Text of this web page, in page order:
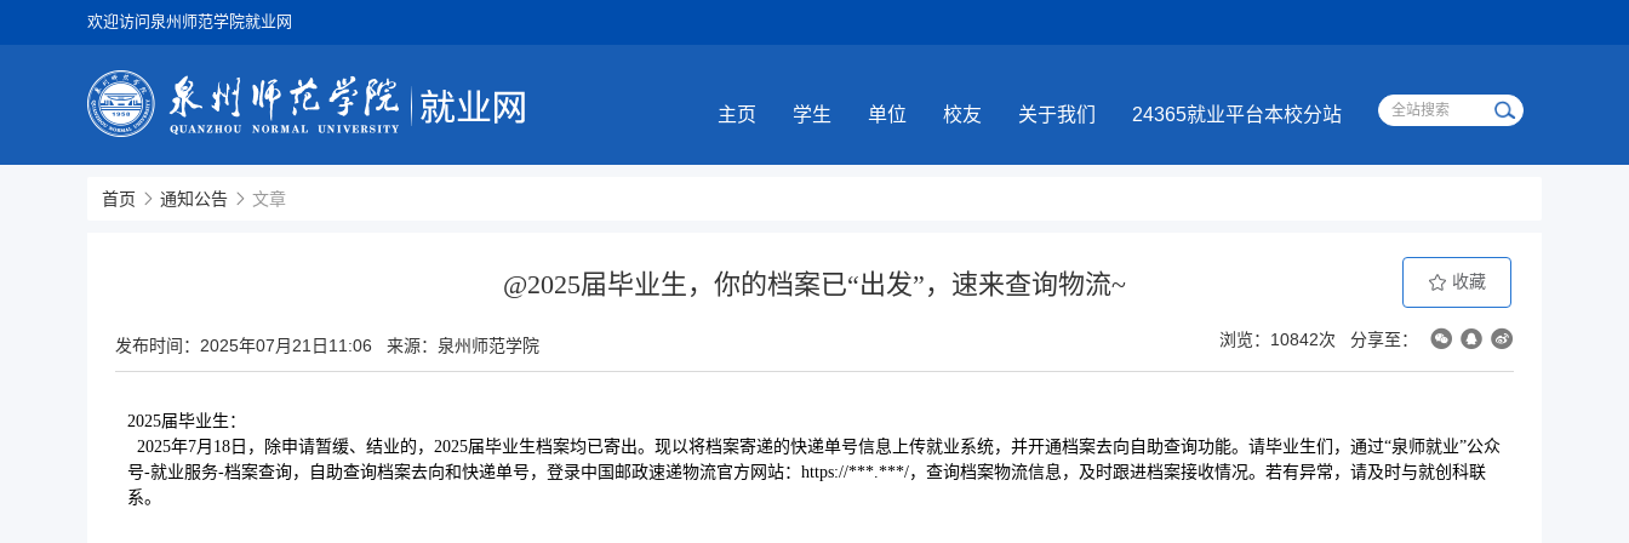
欢迎访问泉州师范学院就业网
主页 学生 单位 校友 关于我们 24365就业平台本校分站
首页 通知公告 文章
@2025届毕业生，你的档案已“出发”，速来查询物流~ 收藏
浏览：10842次 分享至：
发布时间： 2025年07月21日11:06 来源：泉州师范学院
2025届毕业生：
2025年7月18日，除申请暂缓、结业的，2025届毕业生档案均已寄出。现以将档案寄递的快递单号信息上传就业系统，并开通档案去向自助查询功能。请毕业生们，通过“泉师就业”公众
号-就业服务-档案查询，自助查询档案去向和快递单号，登录中国邮政速递物流官方网站：https://***.***/，查询档案物流信息，及时跟进档案接收情况。若有异常，请及时与就创科联
系。